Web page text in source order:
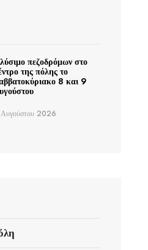
πεζοδρόμων στο
της πόλης το
8 και 9
2026